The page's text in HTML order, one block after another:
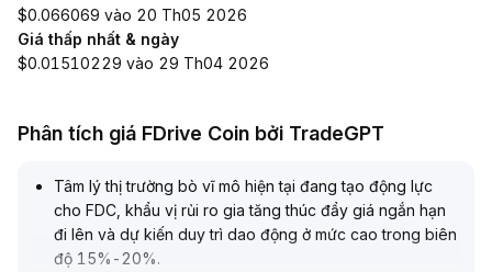
$0.066069 vào 20 Th05 2026
Giá thấp nhất & ngày
$0.01510229 vào 29 Th04 2026
Phân tích giá FDrive Coin bởi TradeGPT
Tâm lý thị trường bò vĩ mô hiện tại đang tạo động lực
cho FDC, khẩu vị rủi ro gia tăng thúc đẩy giá ngắn hạn
đi lên và dự kiến duy trì dao động ở mức cao trong biên
độ 15%-20%.